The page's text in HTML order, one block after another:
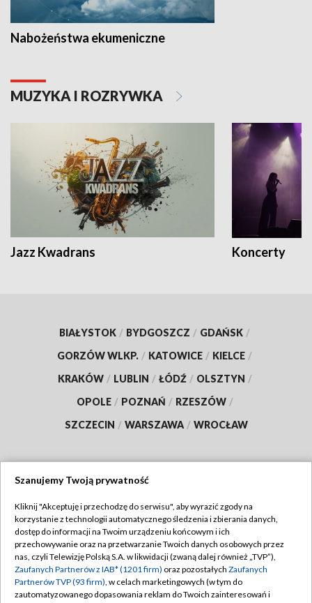
Nabożeństwa ekumeniczne
MUZYKA I ROZRYWKA
Jazz Kwadrans Koncerty
BIAŁYSTOK / BYDGOSZCZ / GDAŃSK /
GORZÓW WLKP. / KATOWICE / KIELCE /
KRAKÓW / LUBLIN / ŁÓDŹ / OLSZTYN /
OPOLE / POZNAŃ / RZESZÓW /
SZCZECIN / WARSZAWA / WROCŁAW
TVP
Abonament TVP
Emisja w TVP
Centrum informacji TVP
Regulamin TVP
Polityka prywatności
Moje zgody
Szanujemy Twoją prywatność
Kliknij "Akceptuję i przechodzę do serwisu", aby wyrazić zgody na
korzystanie z technologii automatycznego śledzenia i zbierania danych,
dostęp do informacji na Twoim urządzeniu końcowym i ich
przechowywanie oraz na przetwarzanie Twoich danych osobowych przez
nas, czyli Telewizję Polską S.A. w likwidacji (zwaną dalej również „TVP”),
Zaufanych Partnerów z IAB* (1201 firm) oraz pozostałych Zaufanych
Partnerów TVP (93 firm), w celach marketingowych (w tym do
zautomatyzowanego dopasowania reklam do Twoich zainteresowań i